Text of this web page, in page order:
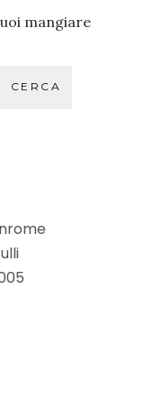
mangiare
CERCA